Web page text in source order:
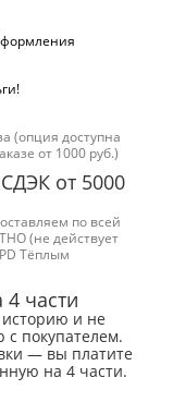
(опция доступна
от 1000 руб.)
от 5000
по всей
(не действует
Тёплым
части
и не
с покупателем.
— вы платите
на 4 части.